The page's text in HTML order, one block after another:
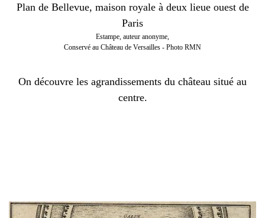
Plan de Bellevue, maison royale à deux lieue ouest de
Paris
Estampe, auteur anonyme,
Conservé au Château de Versailles - Photo RMN
On découvre les agrandissements du château situé au
centre.